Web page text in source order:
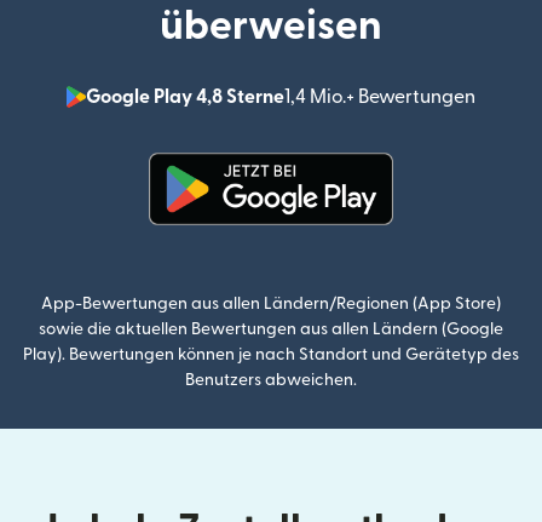
überweisen
Google Play 4,8 Sterne1,4 Mio.+ Bewertungen
App-Bewertungen aus allen Ländern/Regionen (App Store)
sowie die aktuellen Bewertungen aus allen Ländern (Google
Play). Bewertungen können je nach Standort und Gerätetyp des
Benutzers abweichen.